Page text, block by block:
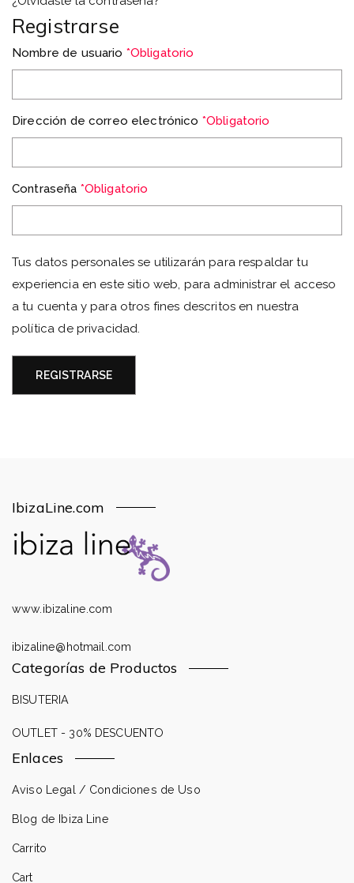
Registrarse
Nombre de usuario *Obligatorio
Dirección de correo electrónico *Obligatorio
Contraseña *Obligatorio
Tus datos personales se utilizarán para respaldar tu
experiencia en este sitio web, para administrar el acceso
a tu cuenta y para otros fines descritos en nuestra
política de privacidad.
REGISTRARSE
IbizaLine.com
www.ibizaline.com
ibizaline@hotmail.com
Categorías de Productos
BISUTERIA
OUTLET - 30% DESCUENTO
Enlaces
Aviso Legal / Condiciones de Uso
Blog de Ibiza Line
Carrito
Cart